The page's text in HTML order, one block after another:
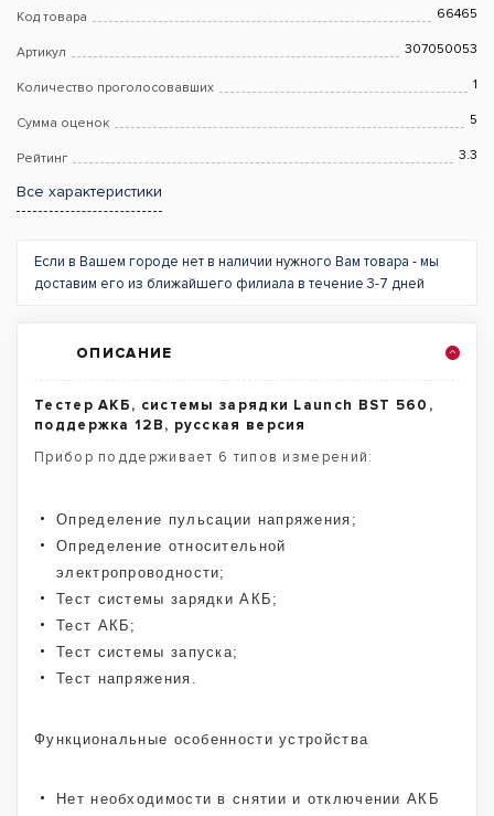
Код товара 66465
Артикул 307050053
Количество проголосовавших 1
Сумма оценок 5
Рейтинг 3.3
Все характеристики
Если в Вашем городе нет в наличии нужного Вам товара - мы
доставим его из ближайшего филиала в течение 3-7 дней
ОПИСАНИЕ
Тестер АКБ, системы зарядки Launch BST 560,
поддержка 12В, русская версия
Прибор поддерживает 6 типов измерений:
Определение пульсации напряжения;
Определение относительной
электропроводности;
Тест системы зарядки АКБ;
Тест АКБ;
Тест системы запуска;
Тест напряжения.
Функциональные особенности устройства
Нет необходимости в снятии и отключении АКБ